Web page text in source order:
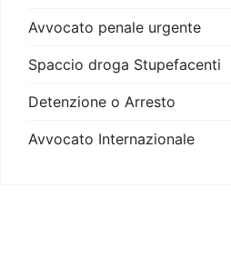
Avvocato penale urgente
Spaccio droga Stupefacenti
Detenzione o Arresto
Avvocato Internazionale